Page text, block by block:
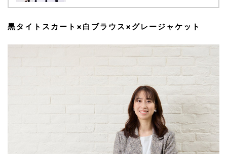
黒タイトスカート×白ブラウス×グレージャケット